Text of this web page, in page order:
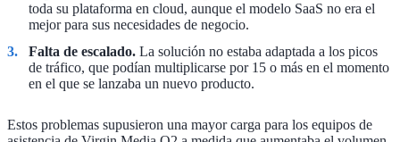
toda su plataforma en cloud, aunque el modelo SaaS no era el
mejor para sus necesidades de negocio.
Falta de escalado. La solución no estaba adaptada a los picos
de tráfico, que podían multiplicarse por 15 o más en el momento
en el que se lanzaba un nuevo producto.
Estos problemas supusieron una mayor carga para los equipos de